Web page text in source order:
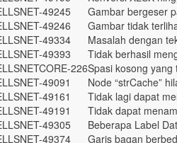
49245
Gambar bergeser
49246
Gambar tidak
49334
Masalah dengan
49393
Tidak berhasil
226Spasi kosong yang
49091
Node “strCache”
49161
Tidak lagi dapat
49191
Tidak dapat
49305
Beberapa Label
49374
Garis bagan